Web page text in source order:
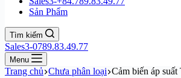
Sản Phẩm
Tìm kiếm
Sales3-0789.83.49.77
Menu
Trang chủ Chưa phân loại Cảm biến áp suất